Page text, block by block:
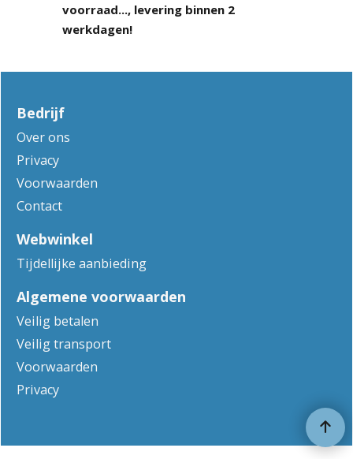
voorraad..., levering binnen 2
werkdagen!
Bedrijf
Over ons
Privacy
Voorwaarden
Contact
Webwinkel
Tijdellijke aanbieding
Algemene voorwaarden
Veilig betalen
Veilig transport
Voorwaarden
Privacy